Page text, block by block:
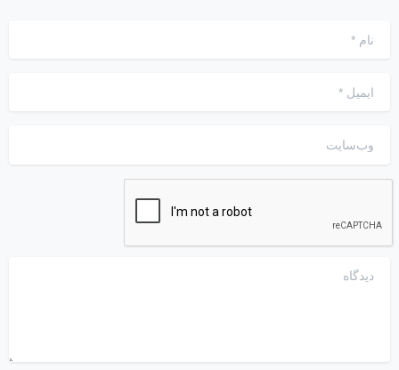
*
ایمیل
وب‌سایت
دیدگاه